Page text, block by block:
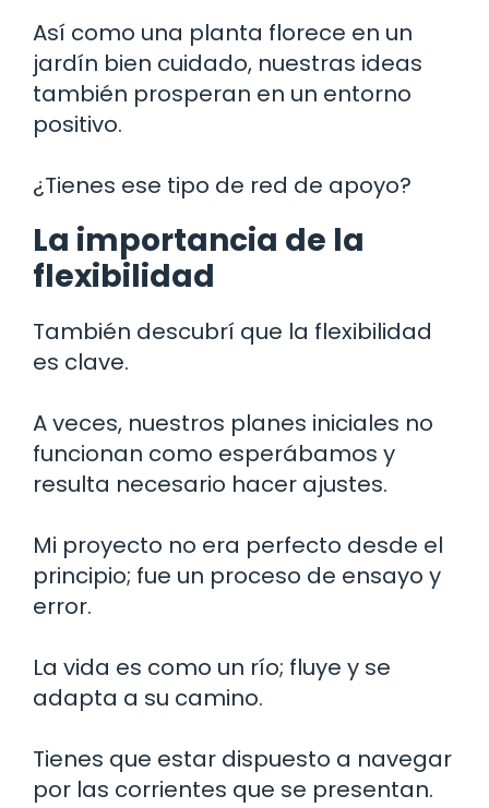
Así como una planta florece en un
jardín bien cuidado, nuestras ideas
también prosperan en un entorno
positivo.
¿Tienes ese tipo de red de apoyo?
La importancia de la
flexibilidad
También descubrí que la flexibilidad
es clave.
A veces, nuestros planes iniciales no
funcionan como esperábamos y
resulta necesario hacer ajustes.
Mi proyecto no era perfecto desde el
principio; fue un proceso de ensayo y
error.
La vida es como un río; fluye y se
adapta a su camino.
Tienes que estar dispuesto a navegar
por las corrientes que se presentan.